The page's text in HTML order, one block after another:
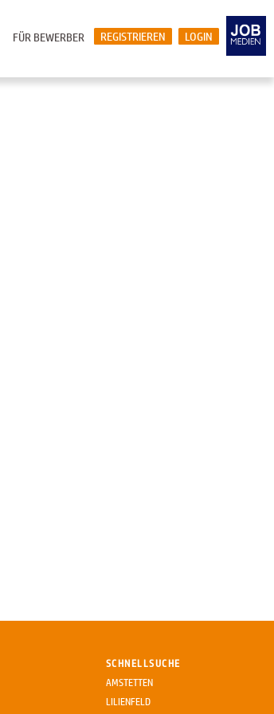
LOGIN
REGISTRIEREN
FÜR BEWERBER
SCHNELLSUCHE
AMSTETTEN
LILIENFELD